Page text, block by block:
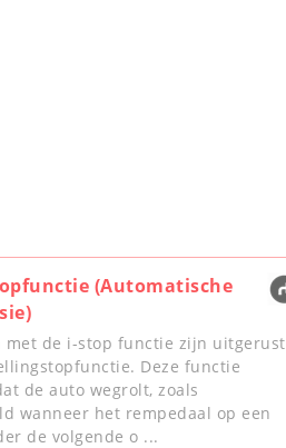
(Automatische
met de i-stop functie zijn uitgerust
Deze functie
de auto wegrolt, zoals
wanneer het rempedaal op een
de volgende o ...